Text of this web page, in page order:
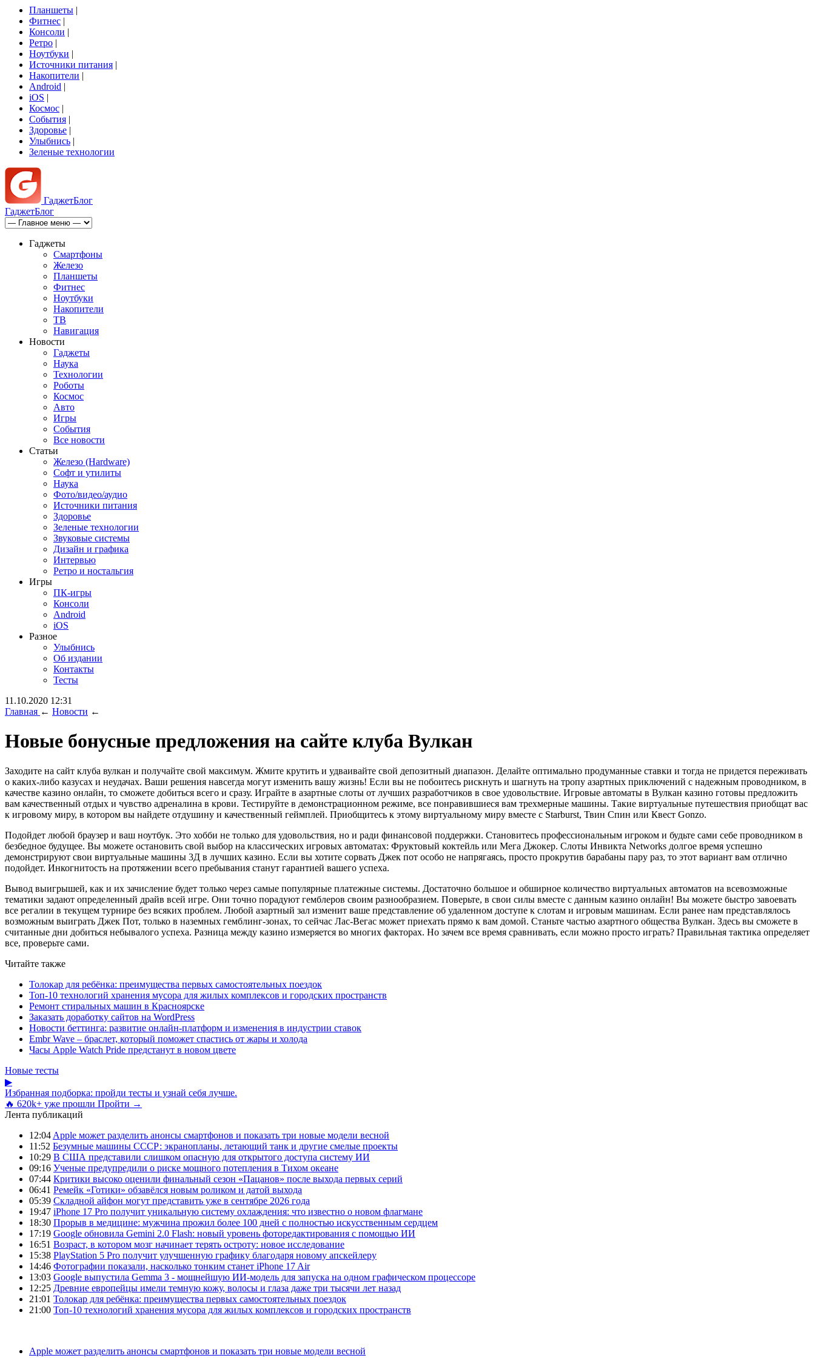
Планшеты |
Фитнес |
Консоли |
Ретро |
Ноутбуки |
Источники питания |
Накопители |
Android |
iOS |
Космос |
События |
Здоровье |
Улыбнись |
Зеленые технологии
ГаджетБлог
ГаджетБлог
Гаджеты
Смартфоны
Железо
Планшеты
Фитнес
Ноутбуки
Накопители
ТВ
Навигация
Новости
Гаджеты
Наука
Технологии
Роботы
Космос
Авто
Игры
События
Все новости
Статьи
Железо (Hardware)
Софт и утилиты
Наука
Фото/видео/аудио
Источники питания
Здоровье
Зеленые технологии
Звуковые системы
Дизайн и графика
Интервью
Ретро и ностальгия
Игры
ПК-игры
Консоли
Android
iOS
Разное
Улыбнись
Об издании
Контакты
Тесты
11.10.2020 12:31
Главная ← Новости ←
Новые бонусные предложения на сайте клуба Вулкан
Заходите на сайт клуба вулкан и получайте свой максимум. Жмите крутить и удваивайте свой депозитный диапазон. Делайте оптимально продуманные ставки и тогда не придется переживать
о каких-либо казусах и неудачах. Ваши решения навсегда могут изменить вашу жизнь! Если вы не побоитесь рискнуть и шагнуть на тропу азартных приключений с надежным проводником, в
качестве казино онлайн, то сможете добиться всего и сразу. Играйте в азартные слоты от лучших разработчиков в свое удовольствие. Игровые автоматы в Вулкан казино готовы предложить
вам качественный отдых и чувство адреналина в крови. Тестируйте в демонстрационном режиме, все понравившиеся вам трехмерные машины. Такие виртуальные путешествия приобщат вас
к игровому миру, в котором вы найдете отдушину и качественный геймплей. Приобщитесь к этому виртуальному миру вместе с Starburst, Твин Спин или Квест Gonzo.
Подойдет любой браузер и ваш ноутбук. Это хобби не только для удовольствия, но и ради финансовой поддержки. Становитесь профессиональным игроком и будьте сами себе проводником в
безбедное будущее. Вы можете остановить свой выбор на классических игровых автоматах: Фруктовый коктейль или Мега Джокер. Слоты Инвикта Networks долгое время успешно
демонстрируют свои виртуальные машины 3Д в лучших казино. Если вы хотите сорвать Джек пот особо не напрягаясь, просто прокрутив барабаны пару раз, то этот вариант вам отлично
подойдет. Инкогнитость на протяжении всего пребывания станут гарантией вашего успеха.
Вывод выигрышей, как и их зачисление будет только через самые популярные платежные системы. Достаточно большое и обширное количество виртуальных автоматов на всевозможные
тематики задают определенный драйв всей игре. Они точно порадуют гемблеров своим разнообразием. Поверьте, в свои силы вместе с данным казино онлайн! Вы можете быстро завоевать
все регалии в текущем турнире без всяких проблем. Любой азартный зал изменит ваше представление об удаленном доступе к слотам и игровым машинам. Если ранее нам представлялось
возможным выиграть Джек Пот, только в наземных гемблинг-зонах, то сейчас Лас-Вегас может приехать прямо к вам домой. Станьте частью азартного общества Вулкан. Здесь вы сможете в
считанные дни добиться небывалого успеха. Разница между казино измеряется во многих факторах. Но зачем все время сравнивать, если можно просто играть? Правильная тактика определяет
все, проверьте сами.
Читайте также
Толокар для ребёнка: преимущества первых самостоятельных поездок
Топ-10 технологий хранения мусора для жилых комплексов и городских пространств
Ремонт стиральных машин в Красноярске
Заказать доработку сайтов на WordPress
Новости беттинга: развитие онлайн-платформ и изменения в индустрии ставок
Embr Wave – браслет, который поможет спастись от жары и холода
Часы Apple Watch Pride предстанут в новом цвете
Новые тесты
▶
Избранная подборка: пройди тесты и узнай себя лучше.
🔥 620k+ уже прошли Пройти →
Лента публикаций
12:04 Apple может разделить анонсы смартфонов и показать три новые модели весной
11:52 Безумные машины СССР: экранопланы, летающий танк и другие смелые проекты
10:29 В США представили слишком опасную для открытого доступа систему ИИ
09:16 Ученые предупредили о риске мощного потепления в Тихом океане
07:44 Критики высоко оценили финальный сезон «Пацанов» после выхода первых серий
06:41 Ремейк «Готики» обзавёлся новым роликом и датой выхода
05:39 Складной айфон могут представить уже в сентябре 2026 года
19:47 iPhone 17 Pro получит уникальную систему охлаждения: что известно о новом флагмане
18:30 Прорыв в медицине: мужчина прожил более 100 дней с полностью искусственным сердцем
17:19 Google обновила Gemini 2.0 Flash: новый уровень фоторедактирования с помощью ИИ
16:51 Возраст, в котором мозг начинает терять остроту: новое исследование
15:38 PlayStation 5 Pro получит улучшенную графику благодаря новому апскейлеру
14:46 Фотографии показали, насколько тонким станет iPhone 17 Air
13:03 Google выпустила Gemma 3 - мощнейшую ИИ-модель для запуска на одном графическом процессоре
12:25 Древние европейцы имели темную кожу, волосы и глаза даже три тысячи лет назад
21:01 Толокар для ребёнка: преимущества первых самостоятельных поездок
21:00 Топ-10 технологий хранения мусора для жилых комплексов и городских пространств
Apple может разделить анонсы смартфонов и показать три новые модели весной